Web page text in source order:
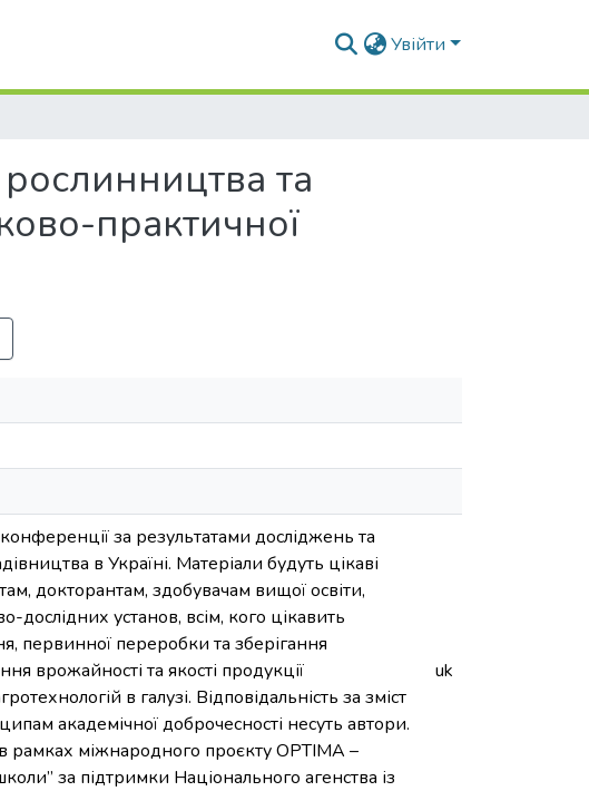
Увійти
та
практичної
за результатами досліджень та
в Україні. Матеріали будуть цікаві
докторантам, здобувачам вищої освіти,
дослідних установ, всім, кого цікавить
первинної переробки та зберігання
врожайності та якості продукції
в галузі. Відповідальність за зміст
академічної доброчесності несуть автори.
рамках міжнародного проєкту OPTIMA –
за підтримки Національного агенства із
uk